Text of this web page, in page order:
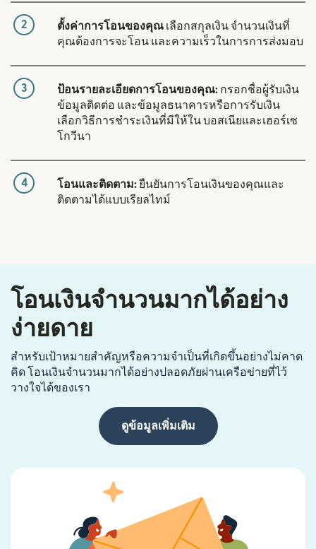
2 ตั้งค่าการโอนของคุณ เลือกสกุลเงิน จำนวนเงินที่
คุณต้องการจะโอน และความเร็วในการการส่งมอบ
3 ป้อนรายละเอียดการโอนของคุณ: กรอกชื่อผู้รับเงิน
ข้อมูลติดต่อ และข้อมูลธนาคารหรือการรับเงิน
เลือกวิธีการชำระเงินที่มีให้ใน บอสเนียและเฮอร์เซ
โกวีนา
4 โอนและติดตาม:ยืนยันการโอนเงินของคุณและ
ติดตามได้แบบเรียลไทม์
โอนเงินจำนวนมากได้อย่าง
ง่ายดาย
สำหรับเป้าหมายสำคัญหรือความจำเป็นที่เกิดขึ้นอย่างไม่คาด
คิด โอนเงินจำนวนมากได้อย่างปลอดภัยผ่านเครือข่ายที่ไว้
วางใจได้ของเรา
ดูข้อมูลเพิ่มเติม